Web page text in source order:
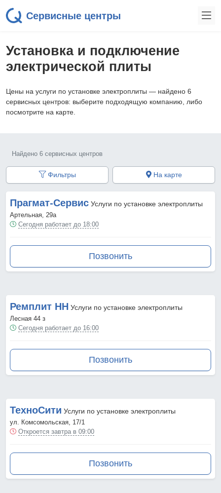
Сервисные центры
Установка и подключение
электрической плиты
Цены на услуги по установке электроплиты — найдено 6
сервисных центров: выберите подходящую компанию, либо
посмотрите на карте.
Найдено 6 сервисных центров
Фильтры На карте
Прагмат-Сервис Услуги по установке электроплиты
Артельная, 29а
Сегодня работает до 18:00
Позвонить
Ремплит НН Услуги по установке электроплиты
Лесная 44 з
Сегодня работает до 16:00
Позвонить
ТехноСити Услуги по установке электроплиты
ул. Комсомольская, 17/1
Откроется завтра в 09:00
Позвонить